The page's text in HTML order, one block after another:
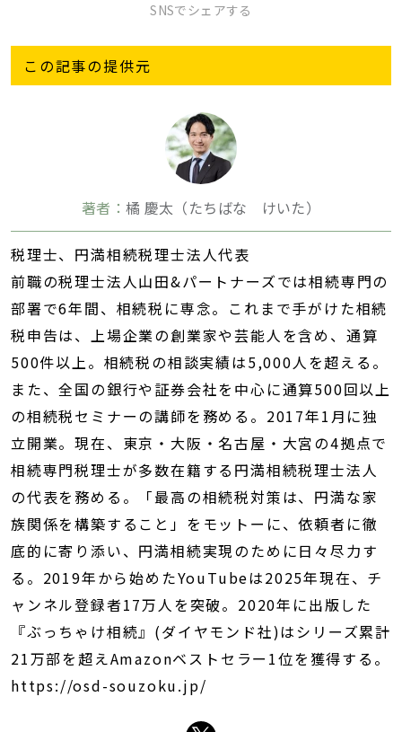
SNSでシェアする
この記事の提供元
著者：橘 慶太（たちばな けいた）
税理士、円満相続税理士法人代表
前職の税理士法人山田&パートナーズでは相続専門の
部署で6年間、相続税に専念。これまで手がけた相続
税申告は、上場企業の創業家や芸能人を含め、通算
500件以上。相続税の相談実績は5,000人を超える。
また、全国の銀行や証券会社を中心に通算500回以上
の相続税セミナーの講師を務める。2017年1月に独
立開業。現在、東京・大阪・名古屋・大宮の4拠点で
相続専門税理士が多数在籍する円満相続税理士法人
の代表を務める。「最高の相続税対策は、円満な家
族関係を構築すること」をモットーに、依頼者に徹
底的に寄り添い、円満相続実現のために日々尽力す
る。2019年から始めたYouTubeは2025年現在、チ
ャンネル登録者17万人を突破。2020年に出版した
『ぶっちゃけ相続』(ダイヤモンド社)はシリーズ累計
21万部を超えAmazonベストセラー1位を獲得する。
https://osd-souzoku.jp/